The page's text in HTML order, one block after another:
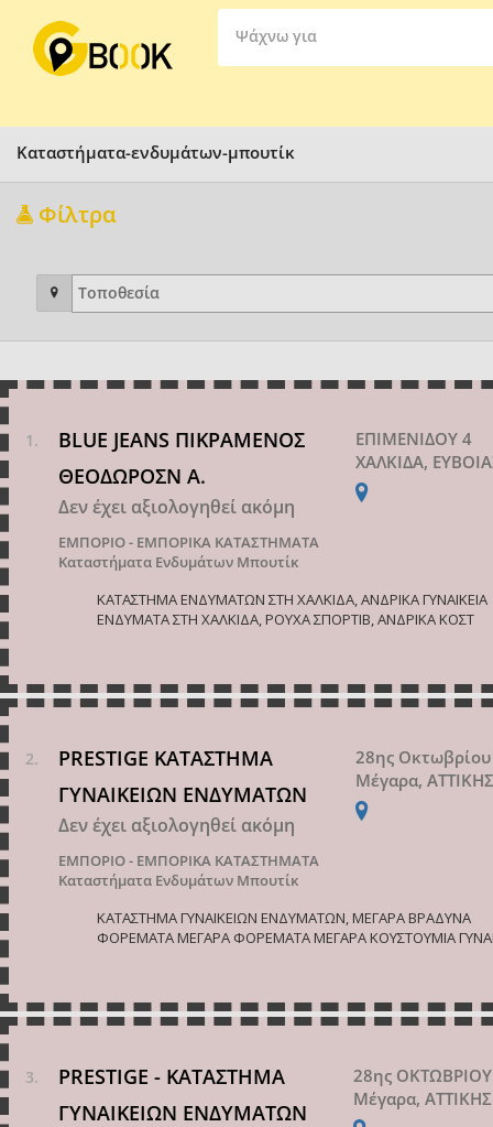
Ψάχνω για
Καταστήματα-ενδυμάτων-μπουτίκ
Φίλτρα
BLUE JEANS ΠΙΚΡΑΜΕΝΟΣ
ΘΕΟΔΩΡΟΣΝ Α.
Δεν έχει αξιολογηθεί ακόμη
ΕΜΠΟΡΙΟ - ΕΜΠΟΡΙΚΑ ΚΑΤΑΣΤΗΜΑΤΑ
Καταστήματα Ενδυμάτων Μπουτίκ
ΕΠΙΜΕΝΙΔΟΥ 4
ΧΑΛΚΙΔΑ,
ΚΑΤΑΣΤΗΜΑ ΕΝΔΥΜΑΤΩΝ ΣΤΗ ΧΑΛΚΙΔΑ, ΑΝΔΡΙΚΑ ΓΥΝΑΙΚΕΙΑ
ΕΝΔΥΜΑΤΑ ΣΤΗ ΧΑΛΚΙΔΑ, ΡΟΥΧΑ ΣΠΟΡΤΙΒ, ΑΝΔΡΙΚΑ ΚΟΣΤ
PRESTIGE ΚΑΤΑΣΤΗΜΑ
ΓΥΝΑΙΚΕΙΩΝ ΕΝΔΥΜΑΤΩΝ
Δεν έχει αξιολογηθεί ακόμη
ΕΜΠΟΡΙΟ - ΕΜΠΟΡΙΚΑ ΚΑΤΑΣΤΗΜΑΤΑ
Καταστήματα Ενδυμάτων Μπουτίκ
28ης
Μέγαρα,
ΚΑΤΑΣΤΗΜΑ ΓΥΝΑΙΚΕΙΩΝ ΕΝΔΥΜΑΤΩΝ, ΜΕΓΑΡΑ ΒΡΑΔΥΝΑ
ΦΟΡΕΜΑΤΑ ΜΕΓΑΡΑ ΦΟΡΕΜΑΤΑ ΜΕΓΑΡΑ ΚΟΥΣΤΟΥΜΙΑ
PRESTIGE - ΚΑΤΑΣΤΗΜΑ
ΓΥΝΑΙΚΕΙΩΝ ΕΝΔΥΜΑΤΩΝ
28ης
Μέγαρα, ΑΤΤΙΚΗΣ